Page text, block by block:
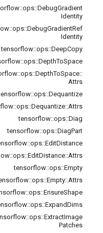
::ops::DebugGradient
Identity
::ops::DebugGradientRef
Identity
tensorflow::ops::DeepCopy
::ops::DepthToSpace
::ops::DepthToSpace::
Attrs
::ops::Dequantize
::ops::Dequantize::Attrs
tensorflow::ops::Diag
tensorflow::ops::DiagPart
::ops::EditDistance
::ops::EditDistance::Attrs
tensorflow::ops::Empty
::ops::Empty::Attrs
::ops::EnsureShape
::ops::ExpandDims
::ops::ExtractImage
Patches